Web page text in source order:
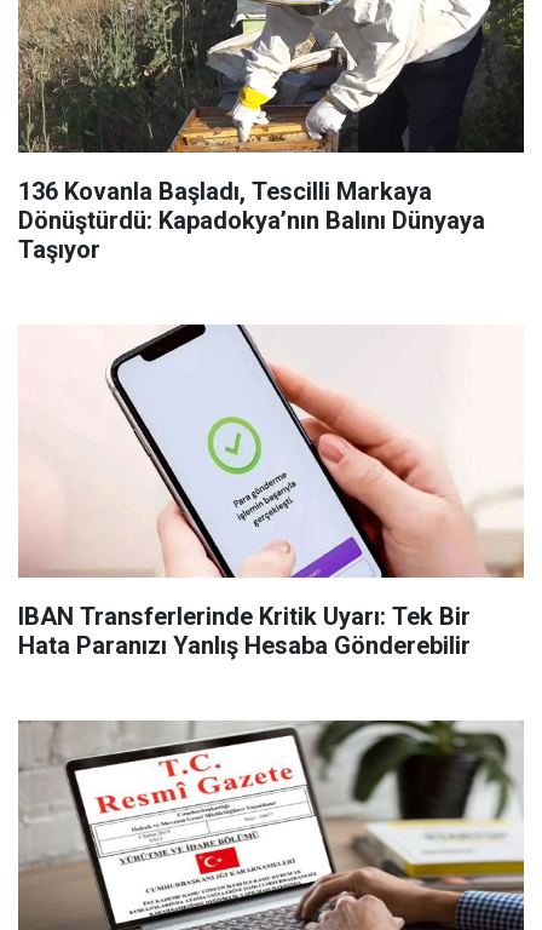
136 Kovanla Başladı, Tescilli Markaya
Dönüştürdü: Kapadokya’nın Balını Dünyaya
Taşıyor
IBAN Transferlerinde Kritik Uyarı: Tek Bir
Hata Paranızı Yanlış Hesaba Gönderebilir